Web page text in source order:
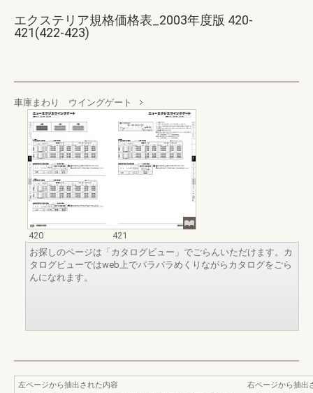
エクステリア規格価格表_2003年度版 420-
421(422-423)
車庫まわり ウイングゲート
420
421
お探しのページは「カタログビュー」でごらんいただけます。カ
タログビューではweb上でパラパラめくりながらカタログをごら
んになれます。
左ページから抽出された内容
右ページから抽出